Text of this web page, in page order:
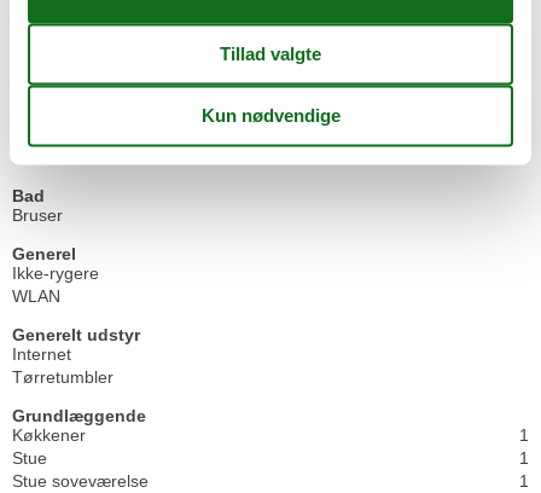
von Mai bis September nur wochenweise mit Anreise- und
Faciliteter
Afstand
Strandafstand >500m
Bad
Bruser
Generel
Ikke-rygere
WLAN
Generelt udstyr
Internet
Tørretumbler
Grundlæggende
Køkkener
1
Stue
1
Stue soveværelse
1